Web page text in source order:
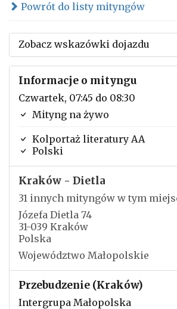
Powrót do listy mityngów
Zobacz wskazówki dojazdu
Informacje o mityngu
Czwartek, 07:45 do 08:30
Mityng na żywo
Kolportaż literatury AA
Polski
Kraków - Dietla
31 innych mityngów w tym
Józefa Dietla 74
31-039 Kraków
Polska
Województwo Małopolskie
Przebudzenie (Kraków)
Intergrupa Małopolska